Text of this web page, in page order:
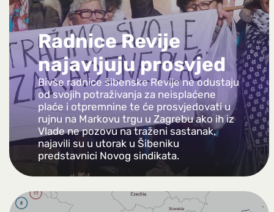
Radnice Revije
najavljuju prosvjed
Bivše radnice šibenske Revije ne odustaju
od svojih potraživanja za neisplaćene
plaće i otpremnine te će prosvjedovati u
rujnu na Markovu trgu u Zagrebu ako ih iz
Vlade ne pozovu na traženi sastanak,
najavili su u utorak u Šibeniku
predstavnici Novog sindikata.